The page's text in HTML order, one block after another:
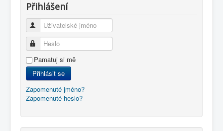
Přihlášení
Uživatelské jméno
Heslo
Pamatuj si mě
Přihlásit se
Zapomenuté jméno?
Zapomenuté heslo?